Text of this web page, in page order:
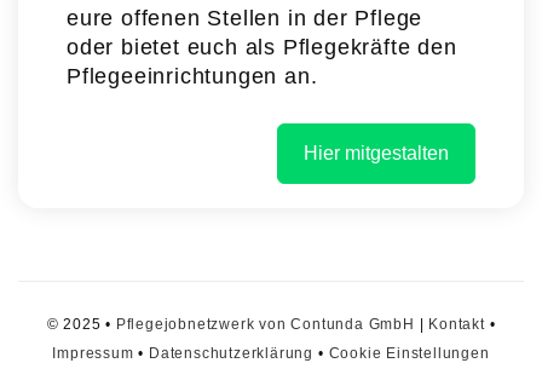
eure offenen Stellen in der Pflege
oder bietet euch als Pflegekräfte den
Pflegeeinrichtungen an.
Hier mitgestalten
© 2025 • Pflegejobnetzwerk von Contunda GmbH Kontakt•
Impressum • Datenschutzerklärung • Cookie Einstellungen